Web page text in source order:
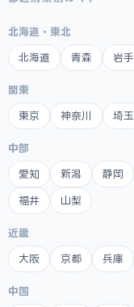
北海道・東北
北海道 青森 岩手
関東
東京 神奈川 埼玉
中部
愛知 新潟 静岡
福井 山梨
近畿
大阪 京都 兵庫
中国